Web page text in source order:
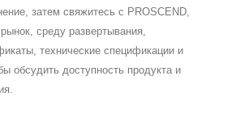
затем свяжитесь с PROSCEND,
среду развертывания,
технические спецификации и
обсудить доступность продукта и